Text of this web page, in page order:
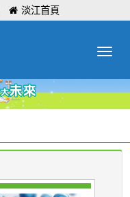
淡江首頁
Toggle